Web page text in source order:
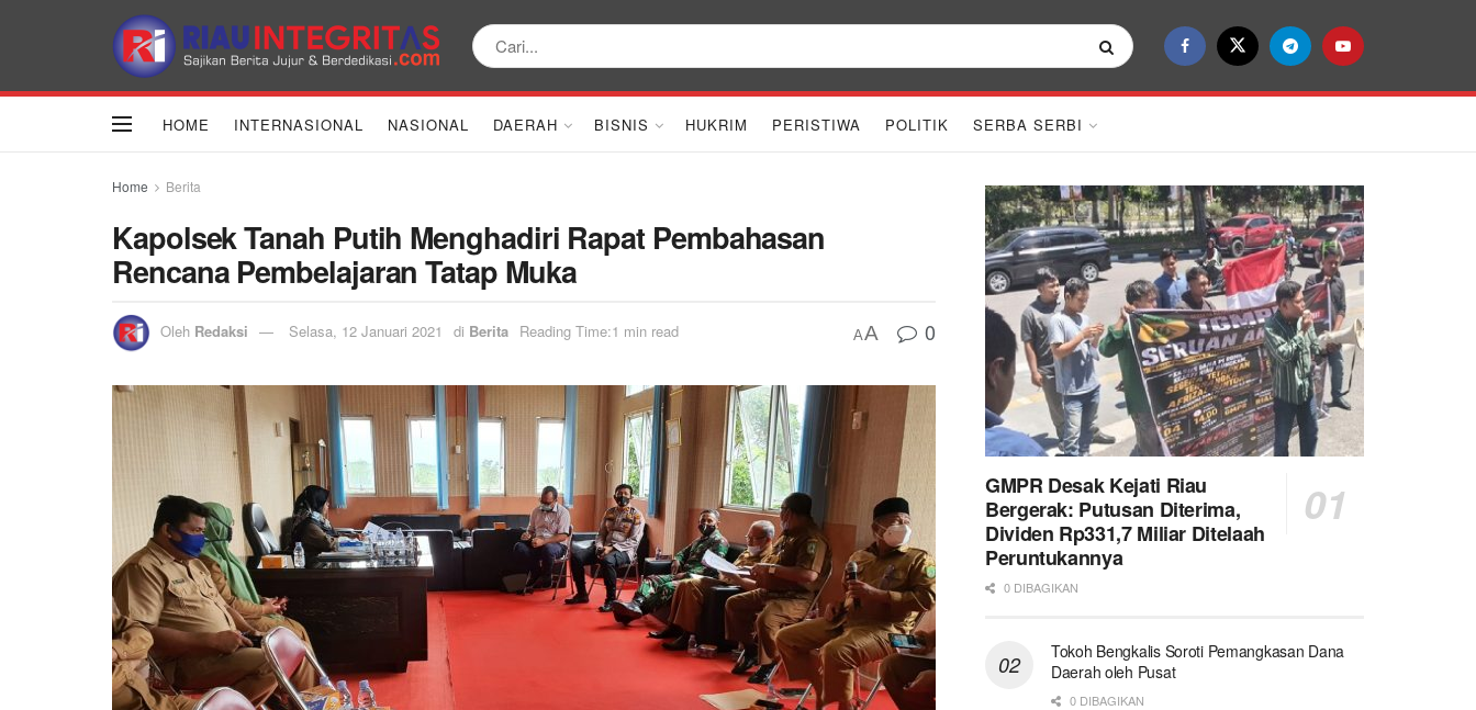
HOME INTERNASIONAL NASIONAL DAERAH BISNIS HUKRIM PERISTIWA POLITIK SERBA SERBI
Home Berita
Kapolsek Tanah Putih Menghadiri Rapat Pembahasan
Rencana Pembelajaran Tatap Muka
Oleh Redaksi Selasa, 12 Januari 2021 di Berita Reading Time:1 min read AA 0
GMPR Desak Kejati Riau
Bergerak: Putusan Diterima,
Dividen Rp331,7 Miliar Ditelaah
Peruntukannya
0 DIBAGIKAN
Tokoh Bengkalis Soroti Pemangkasan Dana
Daerah oleh Pusat
0 DIBAGIKAN